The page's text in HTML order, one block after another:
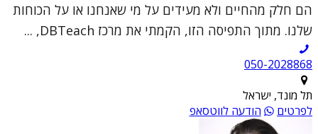
הם חלק מהחיים ולא מעידים על מי שאנחנו או על הכוחות
שלנו. מתוך התפיסה הזו, הקמתי את מרכז DBTeach, ...
050-2028868
תל מונד, ישראל
לפרטים
הודעה לווטסאפ